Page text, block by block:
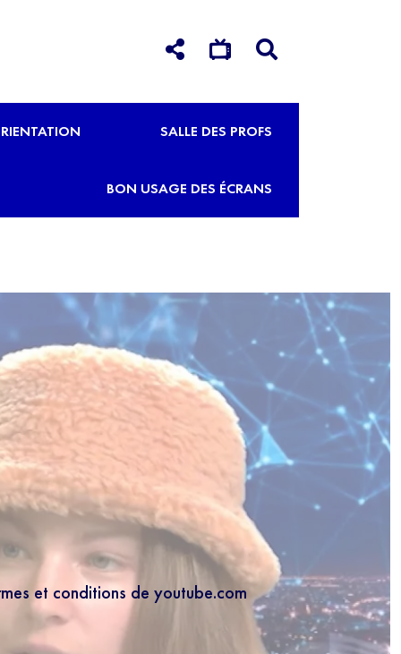
SALLE DES PROFS
BON USAGE DES ÉCRANS
et conditions de youtube.com